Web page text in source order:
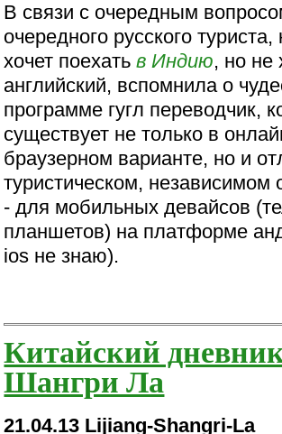
В связи с очередным
очередного русского туриста,
хочет поехатьв Индию, но не
английский, вспомнила о
программе гугл переводчик,
существует не только в
браузерном варианте, но и
туристическом, независимом
- для мобильных девайсов
планшетов) на платформе
ios не знаю).
Китайский
Шангри Ла
21.04.13 Lijiang-Shangri-La